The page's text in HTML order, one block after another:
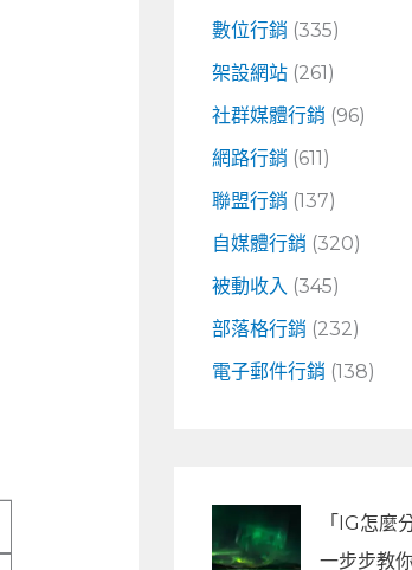
數位行銷 (335)
架設網站(261)
社群媒體行銷 (96)
網路行銷 (611)
聯盟行銷 (137)
自媒體行銷 (320)
被動收入 (345)
部落格行銷 (232)
電子郵件行銷 (138)
「IG怎麼
一步步教